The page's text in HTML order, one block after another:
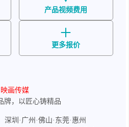
产品视频费用
更多报价
映画传媒
牌，以匠心铸精品
圳·广州·佛山·东莞·惠州